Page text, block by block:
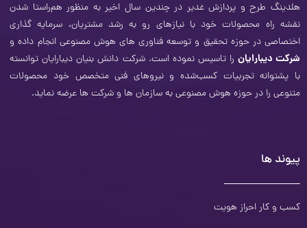
هلدینگ طرح و‌ پردازش غدیر در چندین سال اخیر به منظور هم‌راستا شدن
نقشه راه محصولات خود با نیازهای رو به رشد مشتریان، سرمایه ‌گذاری
اختصاصی در حوزه تحقیق و توسعه فناوری­ های هوش مصنوعی انجام داده و
شرکت دیبارایان را تاسیس نموده است. شرکت دانش بنیان دیبارایان توانسته
با پشتوانه تجربیات کسب‌شده و نیروهای فنی متخصص خود محصولات
متنوعی را در حوزه هوش مصنوعی به سازمان‌ ها و شرکت ­ها عرضه نماید.
پیوند ها
کسب و کار احراز هویت